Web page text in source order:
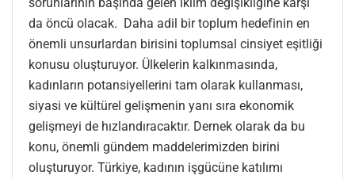
da öncü olacak. Daha adil bir toplum hedefinin en
önemli unsurlardan birisini toplumsal cinsiyet eşitliği
konusu oluşturuyor. Ülkelerin kalkınmasında,
kadınların potansiyellerini tam olarak kullanması,
siyasi ve kültürel gelişmenin yanı sıra ekonomik
gelişmeyi de hızlandıracaktır. Dernek olarak da bu
konu, önemli gündem maddelerimizden birini
oluşturuyor. Türkiye, kadının işgücüne katılımı